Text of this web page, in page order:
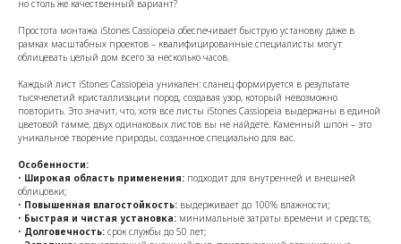
но столь же качественный вариант?
Простота монтажа iStones Cassiopeia обеспечивает быструю установку даже в
рамках масштабных проектов – квалифицированные специалисты могут
облицевать целый дом всего за несколько часов.
Каждый лист iStones Cassiopeia уникален: сланец формируется в результате
тысячелетий кристаллизации пород, создавая узор, который невозможно
повторить. Это значит, что, хотя все листы iStones Cassiopeia выдержаны в единой
цветовой гамме, двух одинаковых листов вы не найдете. Каменный шпон – это
уникальное творение природы, созданное специально для вас.
Особенности:
• Широкая область применения: подходит для внутренней и внешней
облицовки;
• Повышенная влагостойкость: выдерживает до 100% влажности;
• Быстрая и чистая установка: минимальные затраты времени и средств;
• Долговечность: срок службы до 50 лет;